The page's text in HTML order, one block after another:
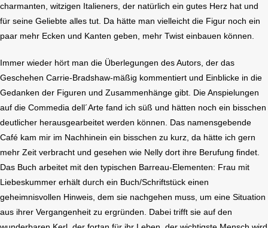
charmanten, witzigen Italieners, der natürlich ein gutes Herz hat und
für seine Geliebte alles tut. Da hätte man vielleicht die Figur noch ein
paar mehr Ecken und Kanten geben, mehr Twist einbauen können.
Immer wieder hört man die Überlegungen des Autors, der das
Geschehen Carrie-Bradshaw-mäßig kommentiert und Einblicke in die
Gedanken der Figuren und Zusammenhänge gibt. Die Anspielungen
auf die Commedia dell´Arte fand ich süß und hätten noch ein bisschen
deutlicher herausgearbeitet werden können. Das namensgebende
Café kam mir im Nachhinein ein bisschen zu kurz, da hätte ich gern
mehr Zeit verbracht und gesehen wie Nelly dort ihre Berufung findet.
Das Buch arbeitet mit den typischen Barreau-Elementen: Frau mit
Liebeskummer erhält durch ein Buch/Schriftstück einen
geheimnisvollen Hinweis, dem sie nachgehen muss, um eine Situation
aus ihrer Vergangenheit zu ergründen. Dabei trifft sie auf den